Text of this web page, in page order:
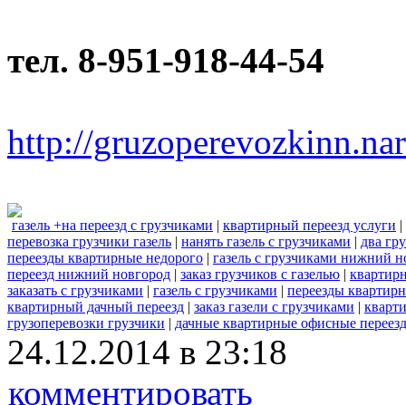
тел. 8-951-918-44-54
http://
газель +на переезд с грузчиками | квартирный переезд услуги |
перевозка грузчики газель | нанять газель с грузчиками | два
переезды квартирные недорого | газель с грузчиками нижний
переезд нижний новгород | заказ грузчиков с газелью |
заказать с грузчиками | газель с грузчиками | переезды
квартирный дачный переезд | заказ газели с грузчиками |
грузоперевозки грузчики | дачные квартирные офисные
24.12.2014 в 23:18
комментировать